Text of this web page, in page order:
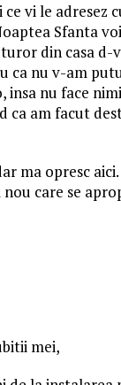
vi le adresez
Sfanta
din casa d-
ca nu v-am
nu face
ca am facut
ma opresc
nou care se
mei,